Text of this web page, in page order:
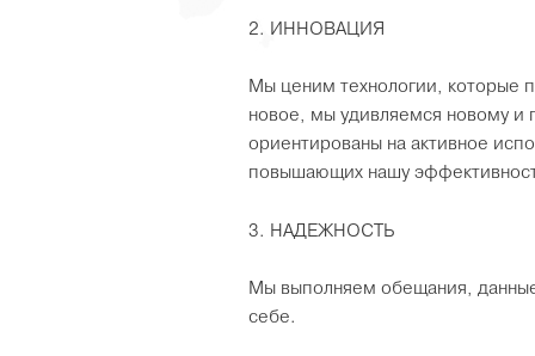
2. ИННОВАЦИЯ
Мы ценим технологии, которые
новое, мы удивляемся новому
ориентированы на активное
повышающих нашу
3. НАДЕЖНОСТЬ
Мы выполняем обещания,
себе.